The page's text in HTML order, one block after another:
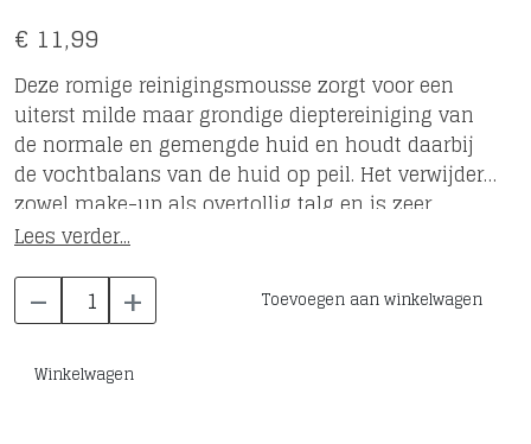
€ 11,99
Deze romige reinigingsmousse zorgt voor een
uiterst milde maar grondige dieptereiniging van
de normale en gemengde huid en houdt daarbij
de vochtbalans van de huid op peil. Het verwijdert
zowel make-up als overtollig talg en is zeer
makkelijk en snel in gebruik. Natuurlijke
sinaasappel geven een aangenaam fris
huidgevoel.
Lees verder...
- + Toevoegen aan winkelwagen
Winkelwagen